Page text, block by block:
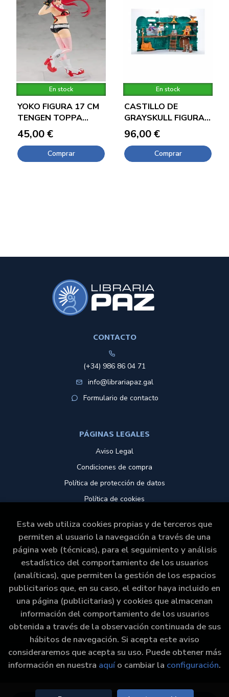
En stock
YOKO FIGURA 17 CM
TENGEN TOPPA
GURREN LAGANN
POP UP
45,00 €
Comprar
En stock
CASTILLO DE
GRAYSKULL FIGURA
MASTERS OF THE
UNIVER
96,00 €
Comprar
CONTACTO
(+34) 986 86 04 71
info@librariapaz.gal
Formulario de contacto
PÁGINAS LEGALES
Aviso Legal
Condiciones de compra
Política de protección de datos
Política de cookies
ATENCIÓN AL CLIENTE
Quiénes somos
Pedidos Especiales
Formulario de desistencia
2026 ©Libraría Paz. Todos los Derechos Reservados
|Grupo Trevenque
Esta web utiliza cookies propias y de terceros que
permiten al usuario la navegación a través de una
página web (técnicas), para el seguimiento y análisis
estadístico del comportamiento de los usuarios
(analíticas), que permiten la gestión de los espacios
publicitarios que, en su caso, el editor haya incluido en
una página (publicitarias) y cookies que almacenan
información del comportamiento de los usuarios
obtenida a través de la observación continuada de sus
hábitos de navegación. Si acepta este aviso
consideraremos que acepta su uso. Puede obtener más
información en nuestra aquío cambiar la configuración.